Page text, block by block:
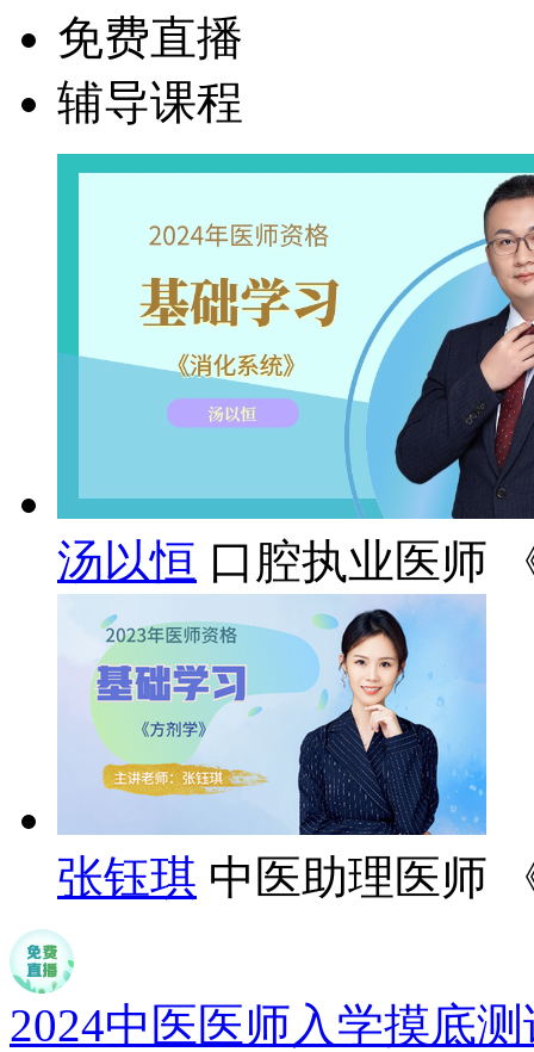
免费直播
辅导课程
汤以恒 口腔执业医师
张钰琪 中医助理医师
2024中医医师入学摸底